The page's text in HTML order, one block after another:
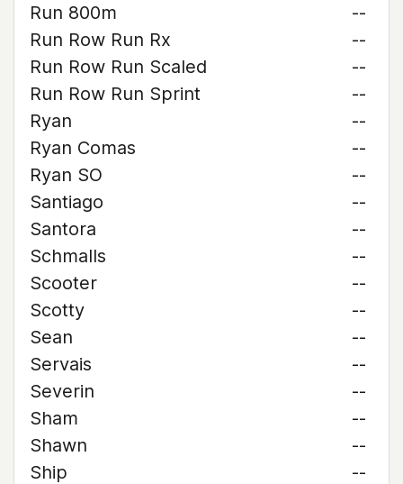
Run 800m
--
Run Row Run Rx
--
Run Row Run Scaled
--
Run Row Run Sprint
--
Ryan
--
Ryan Comas
--
Ryan SO
--
Santiago
--
Santora
--
Schmalls
--
Scooter
--
Scotty
--
Sean
--
Servais
--
Severin
--
Sham
--
Shawn
--
Ship
--